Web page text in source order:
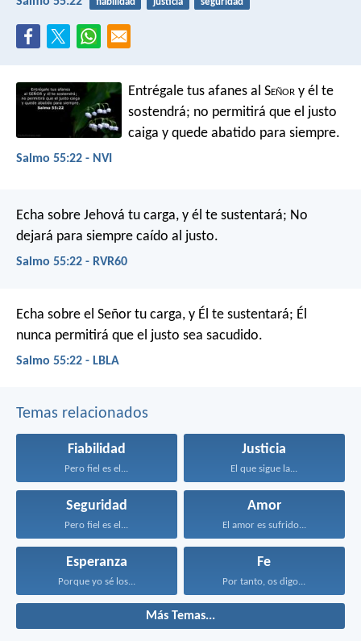
Entrégale tus afanes al Señor y él te
sostendrá; no permitirá que el justo
caiga y quede abatido para siempre.
Salmo 55:22 - NVI
Echa sobre Jehová tu carga, y él te sustentará; No
dejará para siempre caído al justo.
Salmo 55:22 - RVR60
Echa sobre el Señor tu carga, y Él te sustentará; Él
nunca permitirá que el justo sea sacudido.
Salmo 55:22 - LBLA
Temas relacionados
Fiabilidad
Pero fiel es el...
Justicia
El que sigue la...
Seguridad
Pero fiel es el...
Amor
El amor es sufrido...
Esperanza
Porque yo sé los...
Fe
Por tanto, os digo...
Más Temas...